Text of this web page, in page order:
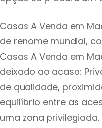
Casas A Venda em
de renome mundial,
Casas A Venda em
deixado ao acaso:
de qualidade,
equilíbrio entre as
uma zona privilegiada.